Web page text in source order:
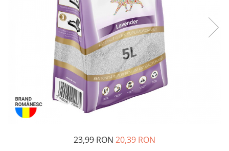
Covorașe Igienice Câini
Șampoane Câini
Antiparazitare Câini
23,99 RON20,39 RON